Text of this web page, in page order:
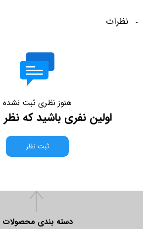
نظرات
هنوز نظری ثبت نشده
اولین نفری باشید که
ثبت نظر
دسته بندی محصولات